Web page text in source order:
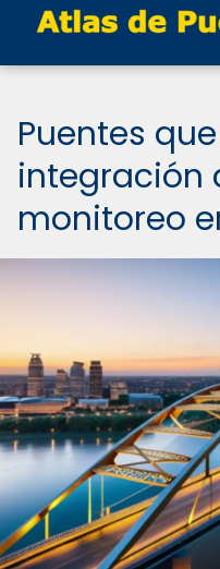
Puentes
integración
monitoreo